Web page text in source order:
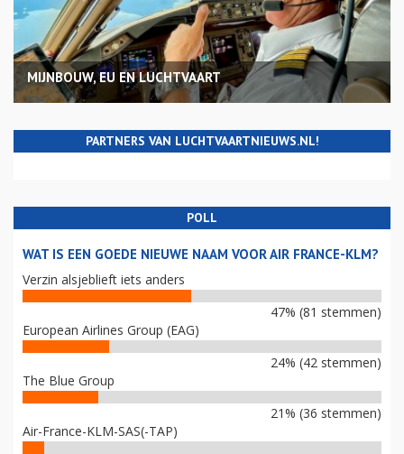
MIJNBOUW, EU EN LUCHTVAART
PARTNERS VAN LUCHTVAARTNIEUWS.NL!
POLL
WAT IS EEN GOEDE NIEUWE NAAM VOOR AIR FRANCE-KLM?
Verzin alsjeblieft iets anders
47% (81 stemmen)
European Airlines Group (EAG)
24% (42 stemmen)
The Blue Group
21% (36 stemmen)
Air-France-KLM-SAS(-TAP)